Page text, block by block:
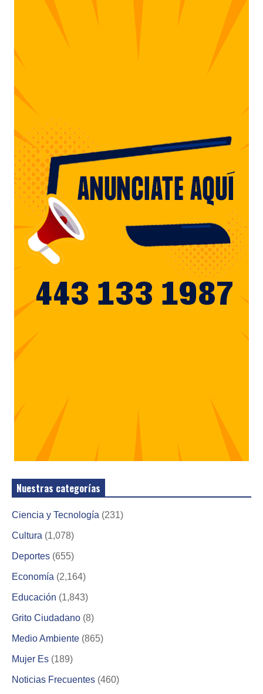
Nuestras categorías
Ciencia y Tecnología (231)
Cultura (1,078)
Deportes (655)
Economía (2,164)
Educación (1,843)
Grito Ciudadano (8)
Medio Ambiente (865)
Mujer Es (189)
Noticias Frecuentes (460)